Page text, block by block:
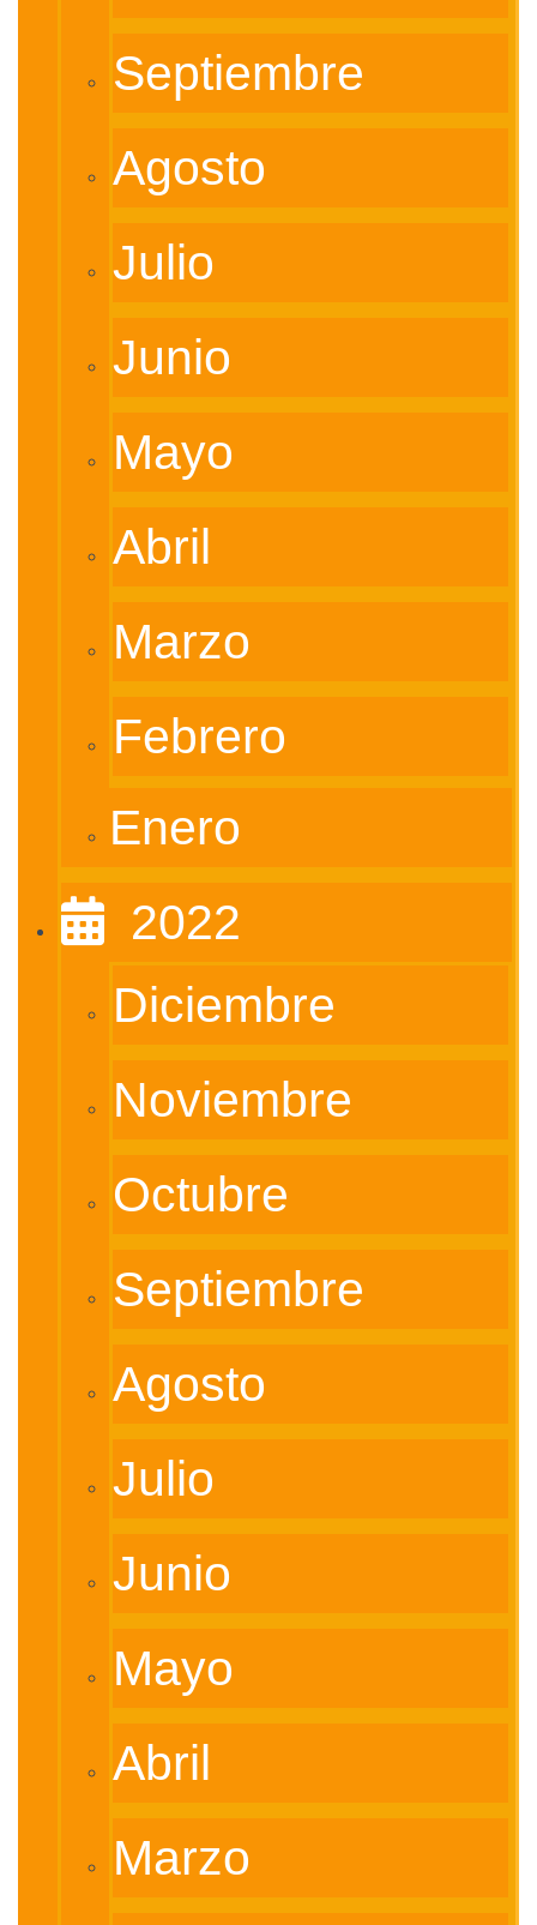
Septiembre
Agosto
Julio
Junio
Mayo
Abril
Marzo
Febrero
Enero
‎ ‎ 2022
Diciembre
Noviembre
Octubre
Septiembre
Agosto
Julio
Junio
Mayo
Abril
Marzo